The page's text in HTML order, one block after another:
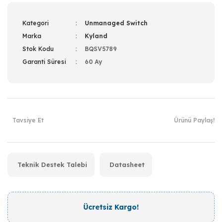
Kategori
Unmanaged Switch
Marka
Kyland
Stok Kodu
BQSV5789
Garanti Süresi
60 Ay
Tavsiye Et Ürünü Paylaş!
Teknik Destek Talebi Datasheet
Ücretsiz Kargo!